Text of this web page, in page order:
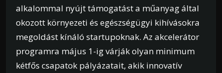
alkalommal nyújt támogatást a műanyag által
okozott környezeti és egészségügyi kihívásokra
megoldást kínáló startupoknak. Az akcelerátor
programra május 1-ig várják olyan minimum
kétfős csapatok pályázatait, akik innovatív